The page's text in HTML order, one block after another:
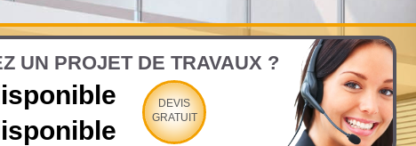
UN PROJET DE TRAVAUX ?
DEVIS
GRATUIT